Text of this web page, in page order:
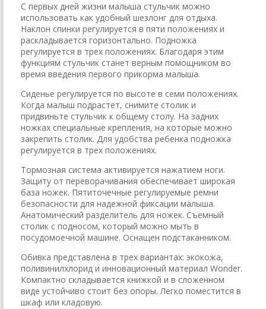
С первых дней жизни малыша стульчик можно
использовать как удобный шезлонг для отдыха.
Наклон спинки регулируется в пяти положениях и
раскладывается горизонтально. Подножка
регулируется в трех положениях. Благодаря этим
функциям стульчик станет верным помощником во
время введения первого прикорма малыша.
Сиденье регулируется по высоте в семи положениях.
Когда малыш подрастет, снимите столик и
придвиньте стульчик к общему столу. На задних
ножках специальные крепления, на которые можно
закрепить столик. Для удобства ребенка подножка
регулируется в трех положениях.
Тормозная система активируется нажатием ноги.
Защиту от переворачивания обеспечивает широкая
база ножек. Пятиточечные регулируемые ремни
безопасности для надежной фиксации малыша.
Анатомический разделитель для ножек. Съемный
столик с подносом, который можно мыть в
посудомоечной машине. Оснащен подстаканником.
Обивка представлена в трех вариантах: экокожа,
поливинилхлорид и инновационный материал Wonder.
Компактно складывается книжкой и в сложенном
виде устойчиво стоит без опоры. Легко поместится в
шкаф или кладовую.